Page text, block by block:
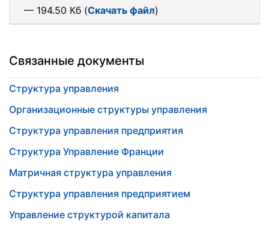
— 194.50 Кб (Скачать файл)
Связанные документы
Структура управления
Организационные структуры управления
Структура управления предприятия
Структура Управление Франции
Матричная структура управления
Структура управления предприятием
Управление структурой капитала